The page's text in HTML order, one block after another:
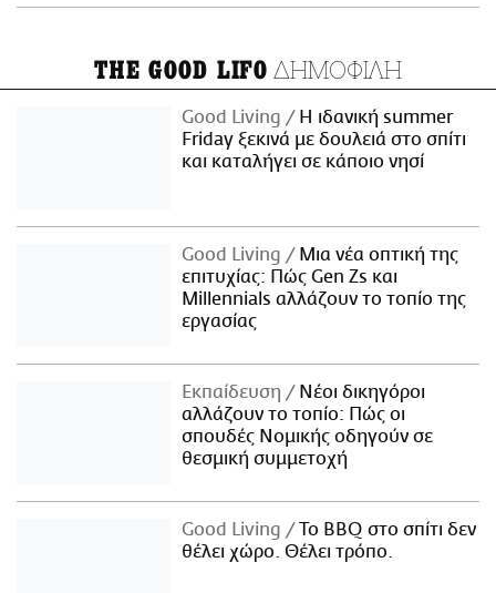
THE GOOD LIFO ΔΗΜΟΦΙΛΗ
Good Living
Η ιδανική summer
Friday ξεκινά με δουλειά στο σπίτι
και καταλήγει σε κάποιο νησί
Good Living
Μια νέα οπτική της
επιτυχίας: Πώς Gen Zs και
Millennials αλλάζουν το τοπίο της
εργασίας
Εκπαίδευση
Νέοι δικηγόροι
αλλάζουν το τοπίο: Πώς οι
σπουδές Νομικής οδηγούν σε
θεσμική συμμετοχή
Good Living
Το BBQ στο σπίτι δεν
θέλει χώρο. Θέλει τρόπο.